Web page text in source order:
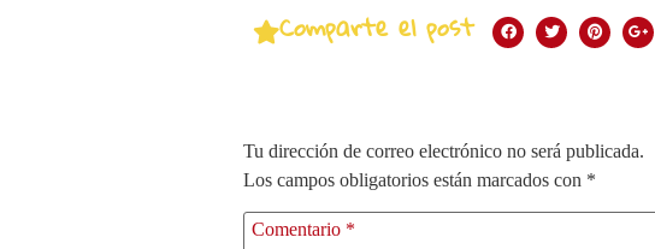
Comparte el post
Tu dirección de correo electrónico no será publicada.
Los campos obligatorios están marcados con *
Comentario *